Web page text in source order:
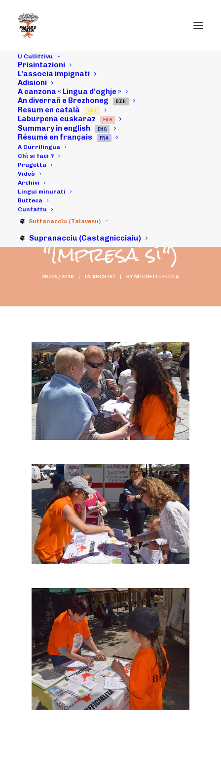
U Cullittivu
Prisintazioni
L’associa impignati
Adisioni
A canzona « Lingua d’oghje »
An diverrañ e Brezhoneg
BZH
Resum en català CAT
Laburpena euskaraz EUS
Summary in english ENG
Résumé en français FRA
A Currilingua
Chì si faci ?
Prugetta
Videò
Archivi
Lingui minurati
Butteca
Cuntattu
Suttanacciu (Talavesu)
Supranacciu (Castagnicciaiu)
21/05/16 :
animazioni
"Parlemu
Corsu!" di u
marcatu di
Bastìa (in u
quatru d'una
ghjurnata ADEC
"Impresa sì")
26/05/2016 | IN ARCHIVI | BYMICHELI LECCIA